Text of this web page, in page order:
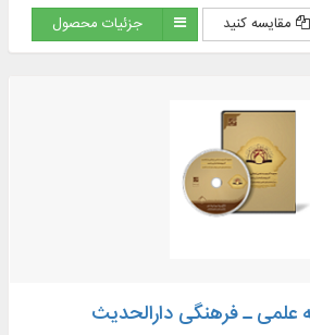
مقایسه کنید جزئیات محصول
علمی ـ فرهنگی دارالحدیث